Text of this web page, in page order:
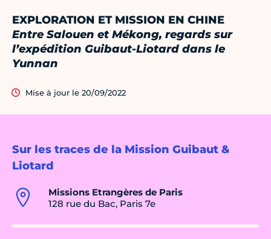
Sur les traces de la Mission Guibaut &
Liotard
Missions Etrangères de Paris
128 rue du Bac, Paris 7e
EXPLORATION ET MISSION EN CHINE
Entre Salouen et Mékong, regards sur
l’expédition Guibaut-Liotard dans le
Yunnan
Mise à jour le 20/09/2022